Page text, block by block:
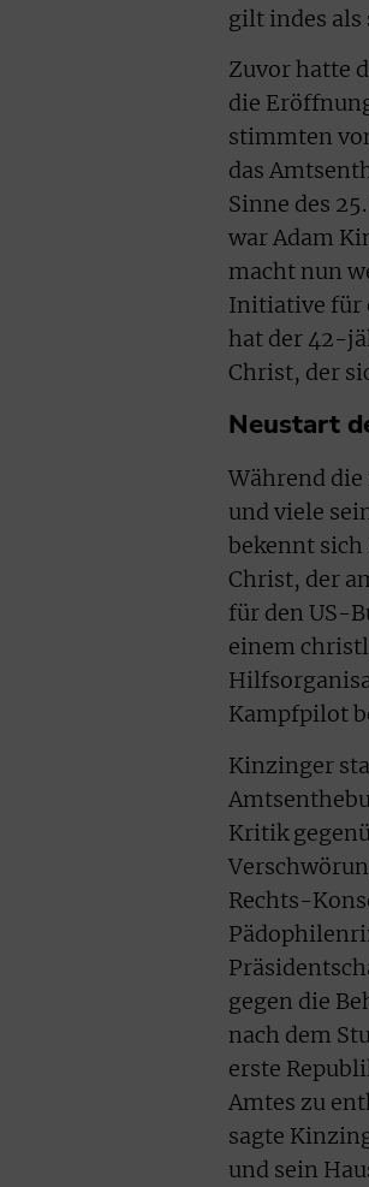
gilt indes
Zuvor hatte
die
stimmten
das
Sinne des
war Adam
macht nun
Initiative für
hat der 42-
Christ, der
Neustart
Während
und viele
bekennt
Christ, der
für den US-
einem
Kampfpilot
Kinzinger
Kritik
Rechts-
gegen die
nach dem
erste
Amtes zu
sagte
und sein